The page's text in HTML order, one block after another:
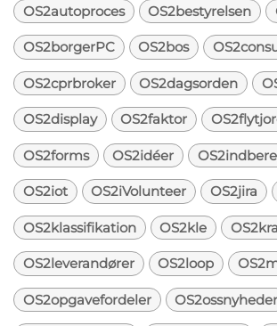
OS2autoproces OS2bestyrelsen
OS2borgerPC OS2bos
OS2cprbroker OS2dagsorden
OS2display OS2faktor
OS2forms OS2idéer
OS2iot OS2iVolunteer OS2jira
OS2klassifikation OS2kle
OS2leverandører OS2loop
OS2opgavefordeler OS2ossnyheder